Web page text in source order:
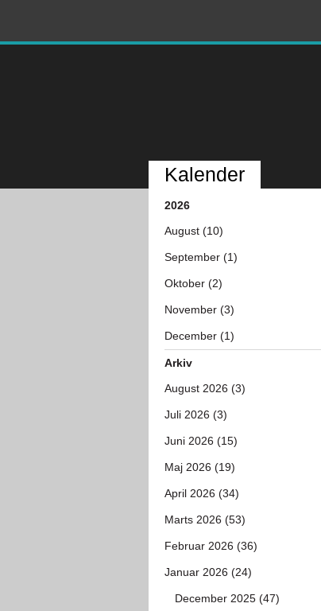
Kalender
2026
August (10)
September (1)
Oktober (2)
November (3)
December (1)
Arkiv
August 2026 (3)
Juli 2026 (3)
Juni 2026 (15)
Maj 2026 (19)
April 2026 (34)
Marts 2026 (53)
Februar 2026 (36)
Januar 2026 (24)
December 2025 (47)